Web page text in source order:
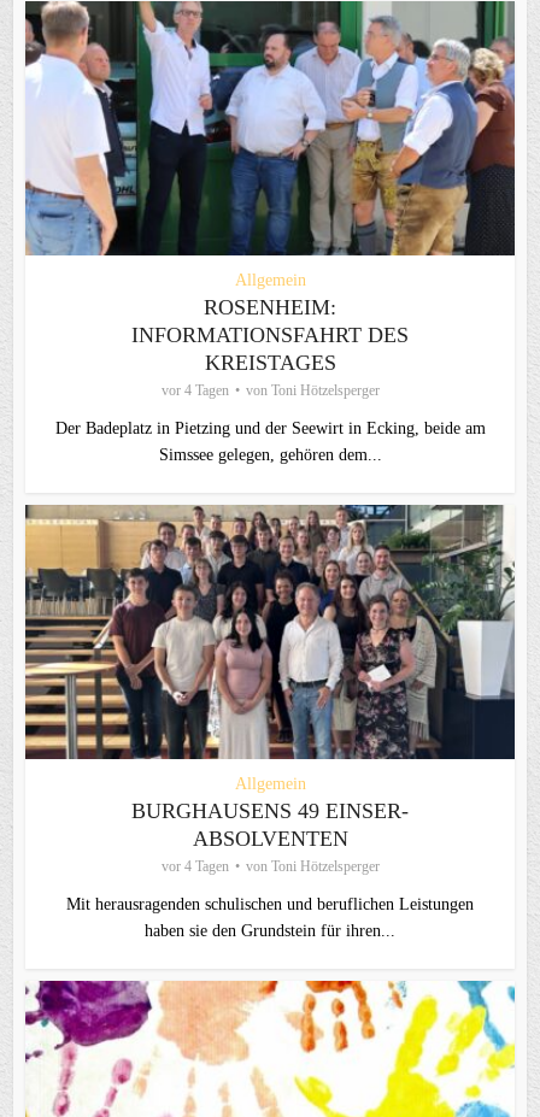
Allgemein
ROSENHEIM:
INFORMATIONSFAHRT DES
KREISTAGES
vor 4 Tagen von Toni Hötzelsperger
Der Badeplatz in Pietzing und der Seewirt in Ecking, beide am
Simssee gelegen, gehören dem...
Allgemein
BURGHAUSENS 49 EINSER-
ABSOLVENTEN
vor 4 Tagen von Toni Hötzelsperger
Mit herausragenden schulischen und beruflichen Leistungen
haben sie den Grundstein für ihren...